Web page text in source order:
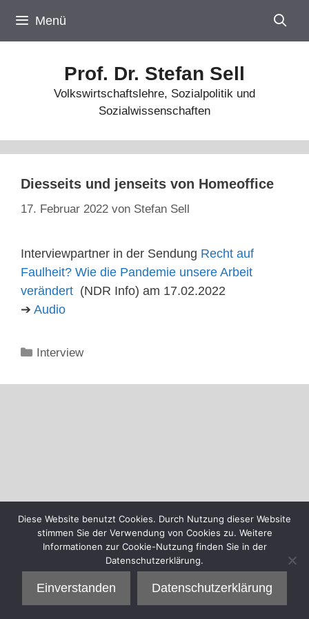
Inhalt
springen
Menü
Prof. Dr. Stefan Sell
Volkswirtschaftslehre, Sozialpolitik und
Sozialwissenschaften
Diesseits und jenseits von Homeoffice
17. Februar 2022 von Stefan Sell
Interviewpartner in der Sendung Recht auf
Faulheit? Wie die Pandemie unsere Arbeit
verändert (NDR Info) am 17.02.2022
➔ Audio
Kategorien
Interview
Diese Website benutzt Cookies. Durch Nutzung dieser Website
stimmen Sie der Verwendung von Cookies zu. Weitere
Informationen zur Cookie-Nutzung finden Sie in der
Datenschutzerklärung.
Einverstanden Datenschutzerklärung